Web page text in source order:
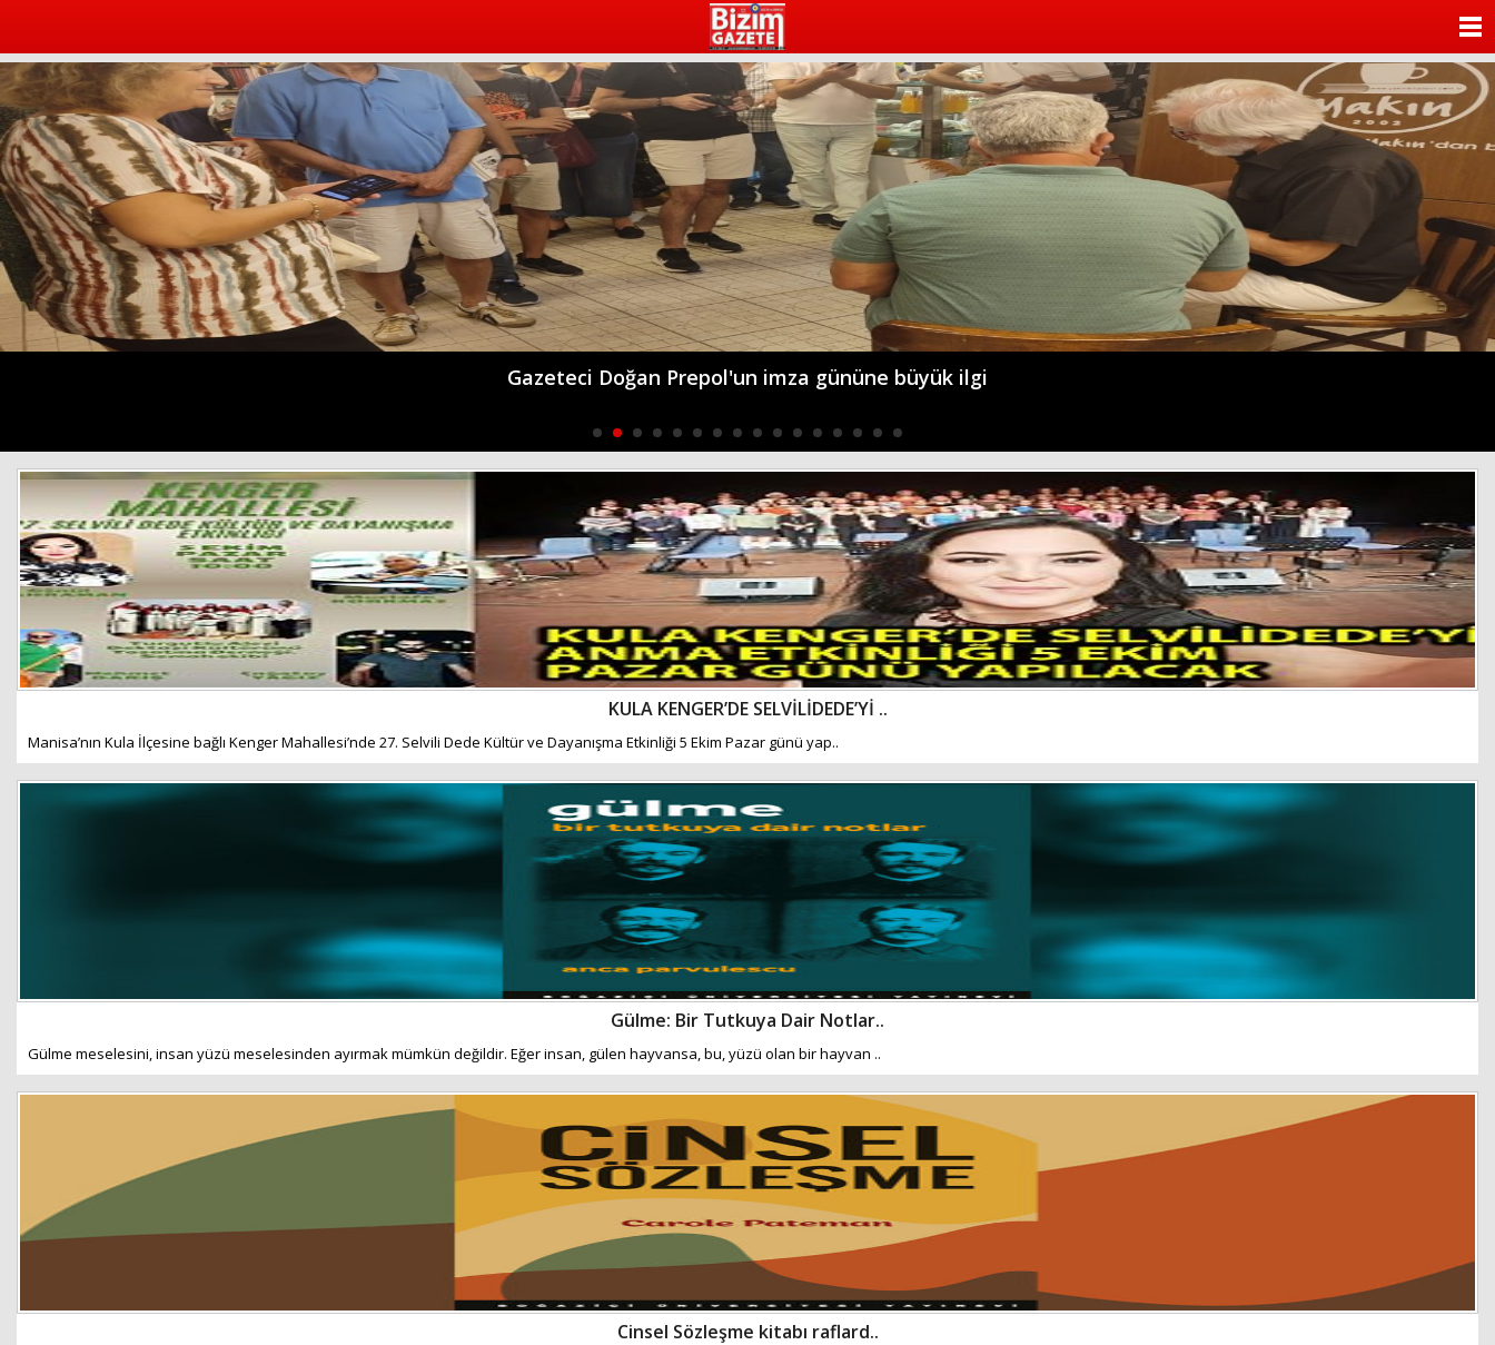
7. Uluslararası İzmir Edebiyat Festivali başlıyor
KULA KENGER’DE SELVİLİDEDE’Yİ ..
Manisa’nın Kula İlçesine bağlı Kenger Mahallesi’nde 27. Selvili Dede Kültür ve Dayanışma Etkinliği 5 Ekim Pazar günü yap..
Gülme: Bir Tutkuya Dair Notlar..
Gülme meselesini, insan yüzü meselesinden ayırmak mümkün değildir. Eğer insan, gülen hayvansa, bu, yüzü olan bir hayvan ..
Cinsel Sözleşme kitabı raflard..
KATEGORİLER
YAZARLAR
FOTO GALERİ
VİDEO GALERİ
KÜNYE